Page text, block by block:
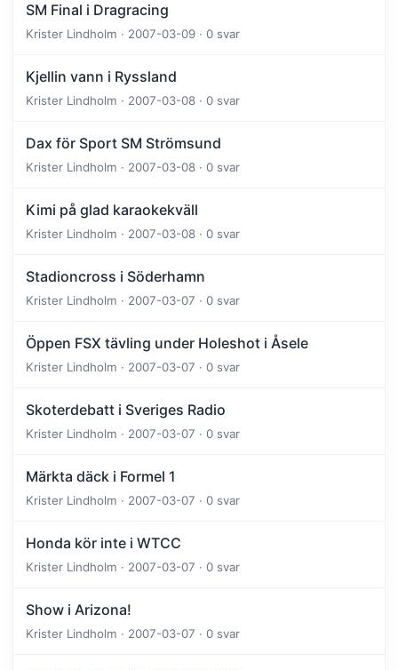
SM Final i Dragracing
Krister Lindholm · 2007-03-09 · 0 svar
Kjellin vann i Ryssland
Krister Lindholm · 2007-03-08 · 0 svar
Dax för Sport SM Strömsund
Krister Lindholm · 2007-03-08 · 0 svar
Kimi på glad karaokekväll
Krister Lindholm · 2007-03-08 · 0 svar
Stadioncross i Söderhamn
Krister Lindholm · 2007-03-07 · 0 svar
Öppen FSX tävling under Holeshot i Åsele
Krister Lindholm · 2007-03-07 · 0 svar
Skoterdebatt i Sveriges Radio
Krister Lindholm · 2007-03-07 · 0 svar
Märkta däck i Formel 1
Krister Lindholm · 2007-03-07 · 0 svar
Honda kör inte i WTCC
Krister Lindholm · 2007-03-07 · 0 svar
Show i Arizona!
Krister Lindholm · 2007-03-07 · 0 svar